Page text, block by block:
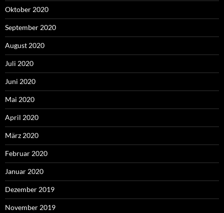
Oktober 2020
September 2020
August 2020
Juli 2020
Juni 2020
Mai 2020
April 2020
März 2020
Februar 2020
Januar 2020
Dezember 2019
November 2019